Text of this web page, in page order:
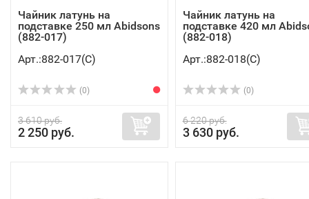
Чайник латунь на
подставке 250 мл Abidsons
(882-017)
Арт.:882-017(C)
(0)
3 610 руб.
2 250 руб.
Чайник латунь на
подставке 420 мл
(882-018)
Арт.:882-018(C)
(0)
6 220 руб.
3 630 руб.